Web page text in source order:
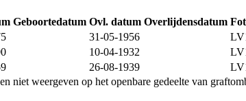
Geboortedatum Ovl. datum Overlijdensdatum
31-05-1956
10-04-1932
26-08-1939
niet weergeven op het openbare gedeelte van